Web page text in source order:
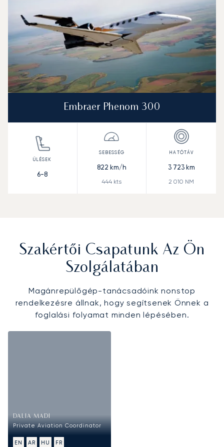
Embraer Phenom 300
6-8
822 km/h
444 kts
3 723km
2 010 NM
Szakértői Csapatunk Az Ön
Szolgálatában
Magánrepülőgép-tanácsadóink nonstop
rendelkezésre állnak, hogy segítsenek Önnek a
foglalási folyamat minden lépésében.
DALIA MADI
Private Aviation Coordinator
EN AR HU FR